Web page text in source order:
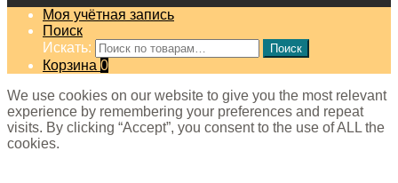
Моя учётная запись
Поиск
Искать:
Поиск
Корзина 0
We use cookies on our website to give you the most relevant
experience by remembering your preferences and repeat
visits. By clicking “Accept”, you consent to the use of ALL the
cookies.